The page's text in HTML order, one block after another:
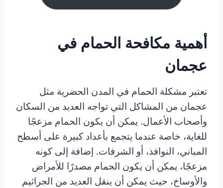
أهمية مكافحة الحمام في
عجمان
تعتبر مشكلة الحمام في المدن الحضرية مثل
عجمان من المشاكل التي تواجه العديد من السكان
وأصحاب الأعمال. يمكن أن يكون الحمام مزعجًا
للغاية، خاصة عندما يتجمع بأعداد كبيرة على أسطح
المباني، النوافذ، أو الشرفات. إضافة إلى كونه
مزعجًا، يمكن أن يكون الحمام مصدرًا للأمراض
والأوساخ، حيث يمكن أن ينقل العديد من الجراثيم